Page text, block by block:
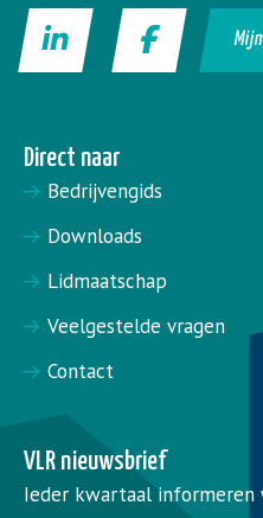
Direct naar
Bedrijvengids
Downloads
Lidmaatschap
Veelgestelde vragen
Contact
VLR nieuwsbrief
Ieder kwartaal informeren